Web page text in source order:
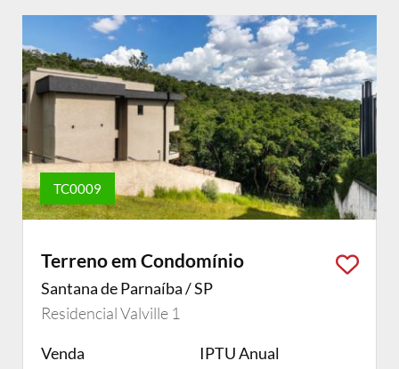
TC0009
Terreno em Condomínio
Santana de Parnaíba / SP
Residencial Valville 1
Venda IPTU Anual